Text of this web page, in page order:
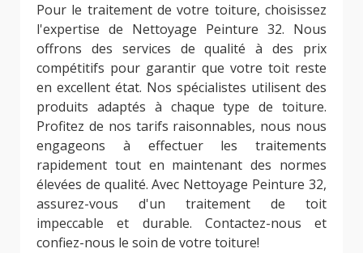
Pour le traitement de votre toiture, choisissez
l'expertise de Nettoyage Peinture 32. Nous
offrons des services de qualité à des prix
compétitifs pour garantir que votre toit reste
en excellent état. Nos spécialistes utilisent des
produits adaptés à chaque type de toiture.
Profitez de nos tarifs raisonnables, nous nous
engageons à effectuer les traitements
rapidement tout en maintenant des normes
élevées de qualité. Avec Nettoyage Peinture 32,
assurez-vous d'un traitement de toit
impeccable et durable. Contactez-nous et
confiez-nous le soin de votre toiture!